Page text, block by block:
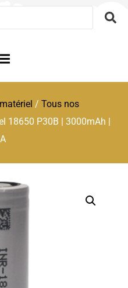
/ Tous nos
18650 P30B | 3000mAh |